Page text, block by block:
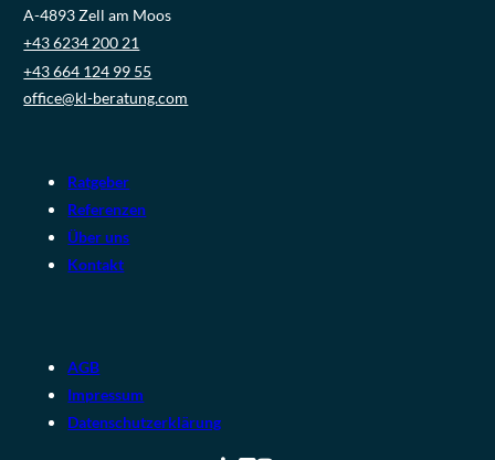
A-4893 Zell am Moos
+43 6234 200 21
+43 664 124 99 55
office@kl-beratung.com
Ratgeber
Referenzen
Über uns
Kontakt
AGB
Impressum
Datenschutzerklärung